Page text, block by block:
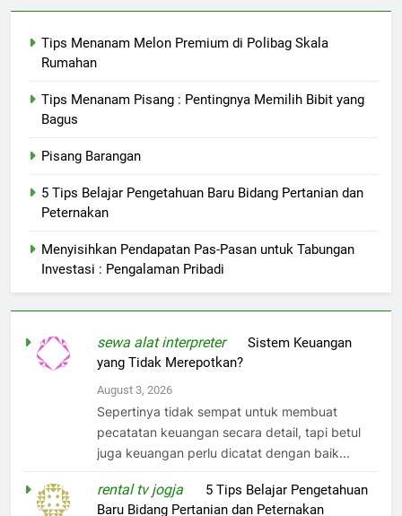
Tips Menanam Melon Premium di Polibag Skala
Rumahan
Tips Menanam Pisang : Pentingnya Memilih Bibit yang
Bagus
Pisang Barangan
5 Tips Belajar Pengetahuan Baru Bidang Pertanian dan
Peternakan
Menyisihkan Pendapatan Pas-Pasan untuk Tabungan
Investasi : Pengalaman Pribadi
sewa alat interpreteronSistem Keuangan
yang Tidak Merepotkan?
August 3, 2026
Sepertinya tidak sempat untuk membuat
pecatatan keuangan secara detail, tapi betul
juga keuangan perlu dicatat dengan baik...
rental tv jogja
5 Tips Belajar Pengetahuan
Baru Bidang Pertanian dan Peternakan